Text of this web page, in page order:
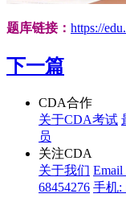
题库链接： https://
下一篇
CDA合作
关于CDA考试
员
关注CDA
关于我们 Email
68454276 手机: